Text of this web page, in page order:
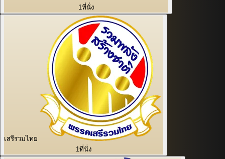
1ที่นั่ง
เสรีรวมไทย
1ที่นั่ง